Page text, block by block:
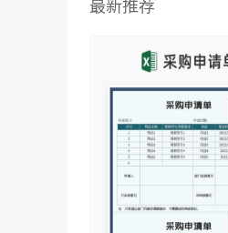
最新推荐